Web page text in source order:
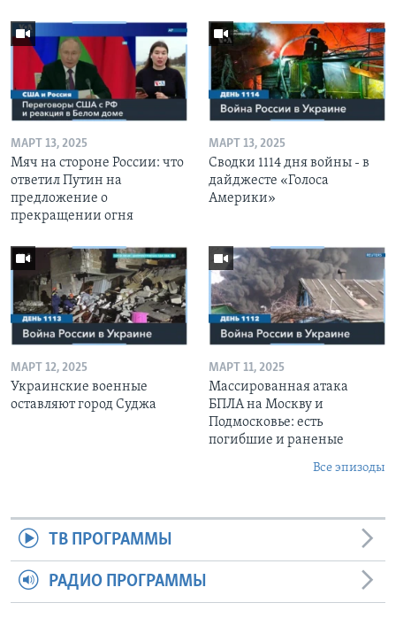
МАРТ 13, 2025
Мяч на стороне России: что
ответил Путин на
предложение о
прекращении огня
МАРТ 13, 2025
Сводки 1114 дня войны - в
дайджесте «Голоса
Америки»
МАРТ 12, 2025
Украинские военные
оставляют город Суджа
МАРТ 11, 2025
Массированная атака
БПЛА на Москву и
Подмосковье: есть
погибшие и раненые
Все эпизоды
ТВ ПРОГРАММЫ
РАДИО ПРОГРАММЫ